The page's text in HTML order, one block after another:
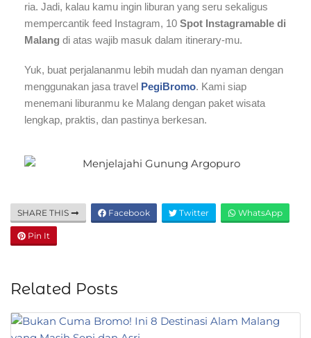
ria. Jadi, kalau kamu ingin liburan yang seru sekaligus
mempercantik feed Instagram, 10 Spot Instagramable di
Malang di atas wajib masuk dalam itinerary-mu.
Yuk, buat perjalananmu lebih mudah dan nyaman dengan
menggunakan jasa travel PegiBromo. Kami siap
menemani liburanmu ke Malang dengan paket wisata
lengkap, praktis, dan pastinya berkesan.
SHARE THIS Facebook Twitter WhatsApp
Pin It
Related Posts